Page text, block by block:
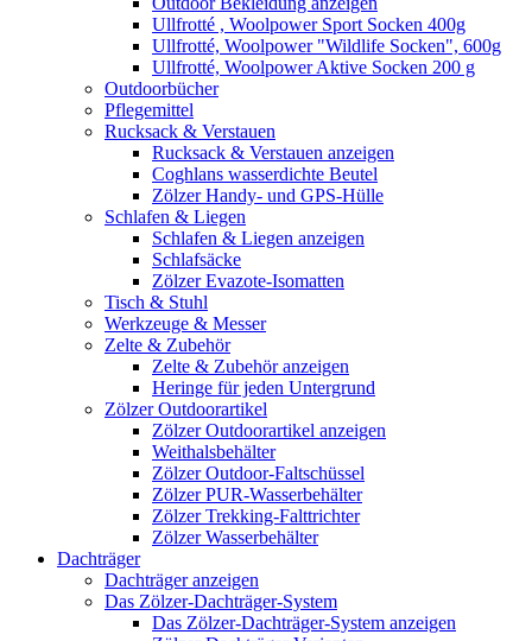
Ullfrotté , Woolpower Sport Socken 400g
Ullfrotté, Woolpower "Wildlife Socken", 600g
Ullfrotté, Woolpower Aktive Socken 200 g
Outdoorbücher
Pflegemittel
Rucksack & Verstauen
Rucksack & Verstauen anzeigen
Coghlans wasserdichte Beutel
Zölzer Handy- und GPS-Hülle
Schlafen & Liegen
Schlafen & Liegen anzeigen
Schlafsäcke
Zölzer Evazote-Isomatten
Tisch & Stuhl
Werkzeuge & Messer
Zelte & Zubehör
Zelte & Zubehör anzeigen
Heringe für jeden Untergrund
Zölzer Outdoorartikel
Zölzer Outdoorartikel anzeigen
Weithalsbehälter
Zölzer Outdoor-Faltschüssel
Zölzer PUR-Wasserbehälter
Zölzer Trekking-Falttrichter
Zölzer Wasserbehälter
Dachträger
Dachträger anzeigen
Das Zölzer-Dachträger-System
Das Zölzer-Dachträger-System anzeigen